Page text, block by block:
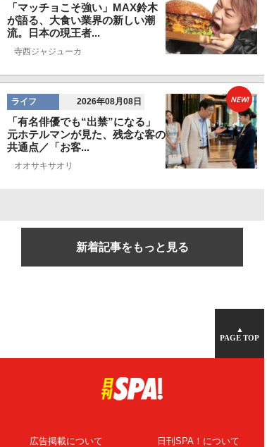
「マッチョこそ強い」MAX鈴木
が語る、大食い業界の新しい潮
流。日本の現王者...
寺西ジャジューカ
ライフ 2026年08月08日
「有名俳優でも“出禁”になる」
元ホテルマンが見た、残念な客の
共通点／「お客...
オオサキサオリ
NEW!
新着記事をもっと見る
▲
PAGE TOP
広告掲載について 日刊SPA！について